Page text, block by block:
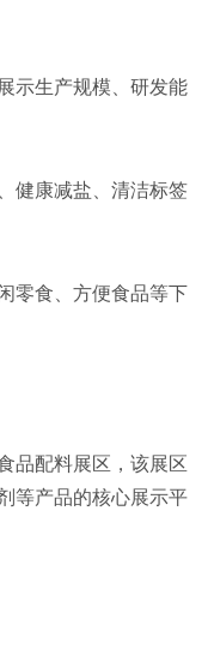
示生产规模、研发能
健康减盐、清洁标签
零食、方便食品等下
品配料展区，该展区
等产品的核心展示平